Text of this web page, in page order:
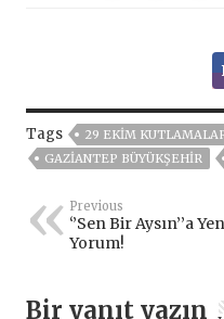
Tags 29 EKİM
GAZİANTEP BÜYÜKŞEHİR
Previous
‘’Sen Bir Aysın’’a
Yorum!
Bir yanıt yazın